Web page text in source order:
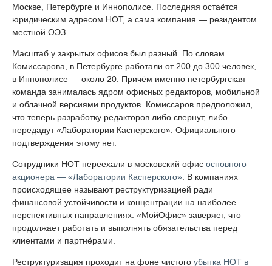
Москве, Петербурге и Иннополисе. Последняя остаётся
юридическим адресом НОТ, а сама компания — резидентом
местной ОЭЗ.
Масштаб у закрытых офисов был разный. По словам
Комиссарова, в Петербурге работали от 200 до 300 человек,
в Иннополисе — около 20. Причём именно петербургская
команда занималась ядром офисных редакторов, мобильной
и облачной версиями продуктов. Комиссаров предположил,
что теперь разработку редакторов либо свернут, либо
передадут «Лаборатории Касперского». Официального
подтверждения этому нет.
Сотрудники НОТ переехали в московский офис основного
акционера — «Лаборатории Касперского» . В компаниях
происходящее называют реструктуризацией ради
финансовой устойчивости и концентрации на наиболее
перспективных направлениях. «МойОфис» заверяет, что
продолжает работать и выполнять обязательства перед
клиентами и партнёрами.
Реструктуризация проходит на фоне чистого убытка НОТ в